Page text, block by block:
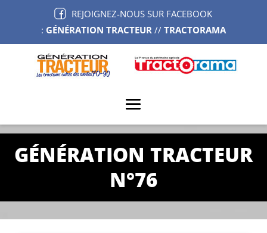
REJOIGNEZ-NOUS SUR FACEBOOK
: GÉNÉRATION TRACTEUR// TRACTORAMA
GÉNÉRATION TRACTEUR
N°76